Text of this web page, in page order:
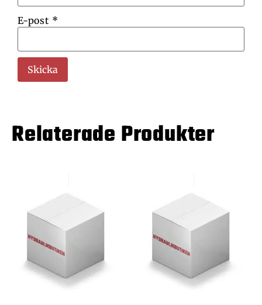
E-post *
Relaterade Produkter